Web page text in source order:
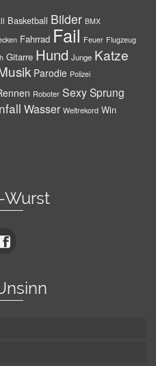
Basketball Bilder BMX
Fahrrad Fail Feuer Flugzeug
Gitarre Hund Junge Katze
Parodie Polizei
Roboter SexySprung
Wasser Weltrekord Win
Wurst